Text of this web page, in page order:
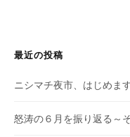
最近の投稿
ニシマチ夜市、はじめま
怒涛の６月を振り返る～